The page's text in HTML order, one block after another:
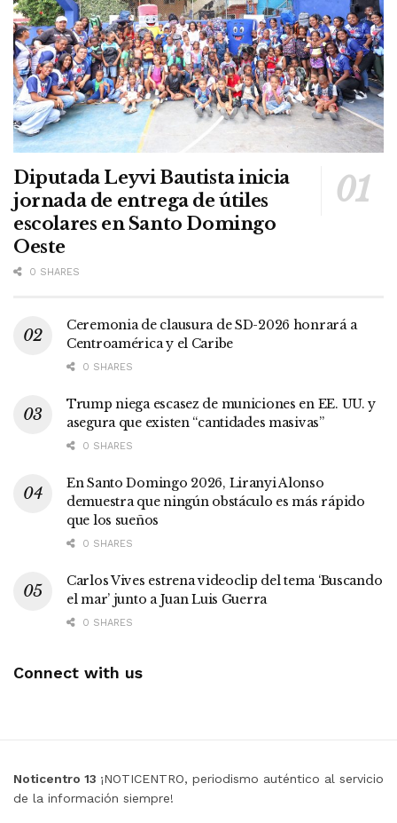
Diputada Leyvi Bautista inicia
jornada de entrega de útiles
escolares en Santo Domingo
Oeste
0 SHARES
Ceremonia de clausura de SD-2026 honrará a
Centroamérica y el Caribe
0 SHARES
Trump niega escasez de municiones en EE. UU. y
asegura que existen “cantidades masivas”
0 SHARES
En Santo Domingo 2026, Liranyi Alonso
demuestra que ningún obstáculo es más rápido
que los sueños
0 SHARES
Carlos Vives estrena videoclip del tema ‘Buscando
el mar’ junto a Juan Luis Guerra
0 SHARES
Connect with us
Noticentro 13 ¡NOTICENTRO, periodismo auténtico al servicio
de la información siempre!